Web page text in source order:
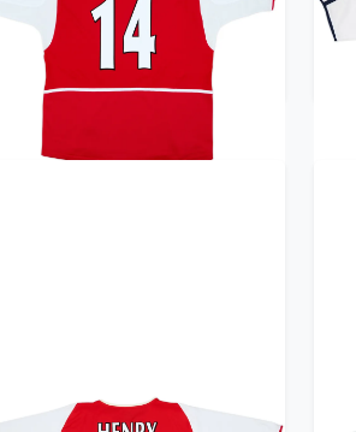
359.99£ · ca. €425
Trikot kaufen
2002-04 Arsenal Home Shirt